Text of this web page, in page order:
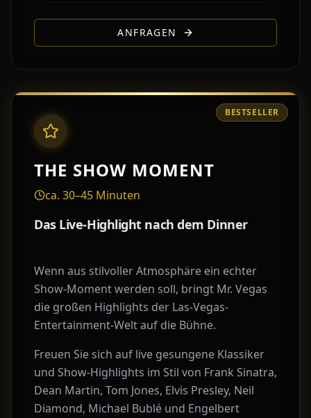
ANFRAGEN
BESTSELLER
THE SHOW MOMENT
ca. 30–45 Minuten
Das Live-Highlight nach dem Dinner
Wenn aus stilvoller Atmosphäre ein echter
Show-Moment werden soll, bringt Mr. Vegas
die großen Highlights der Las-Vegas-
Entertainment-Welt auf die Bühne.
Freuen Sie sich auf live gesungene Klassiker
und Show-Highlights im Stil von Frank Sinatra,
Dean Martin, Tom Jones, Elvis Presley, Neil
Diamond, Michael Bublé und Engelbert